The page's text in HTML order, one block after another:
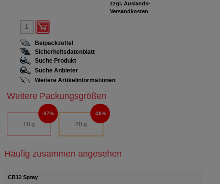
zzgl. Auslands-
Versandkosten
Beipackzettel
Sicherheitsdatenblatt
Suche Produkt
Suche Anbieter
Weitere Artikelinformationen
Weitere Packungsgrößen
10 g
37%
20 g
38%
Häufig zusammen angesehen
CB12 Spray